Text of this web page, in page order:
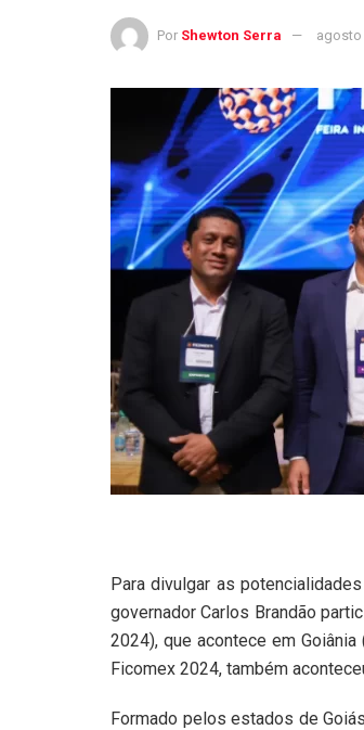
Por Shewton Serra agosto
Para divulgar as
governador Carlos Brandão
2024), que acontece em
Ficomex 2024, também
Formado pelos estados de